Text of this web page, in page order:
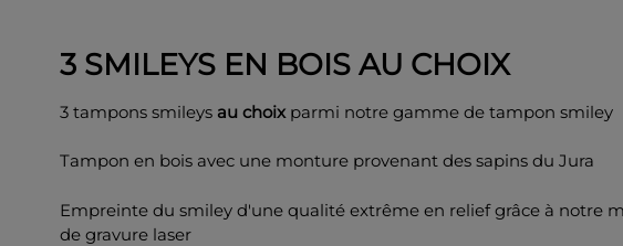
3 SMILEYS EN BOIS AU CHOIX
3 tampons smileys au choix parmi notre gamme de tampon smiley
Tampon en bois avec une monture provenant des sapins du Jura
Empreinte du smiley d'une qualité extrême en relief grâce à notre
de gravure laser